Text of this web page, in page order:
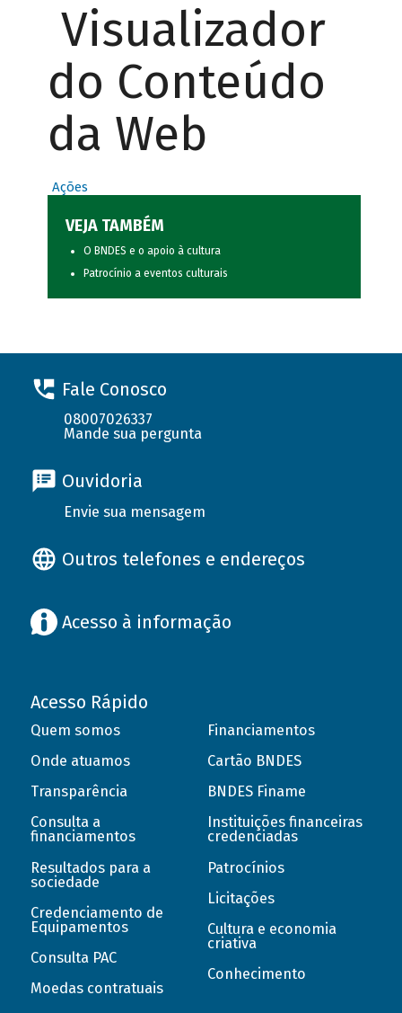
Visualizador
do Conteúdo
da Web
Ações
VEJA TAMBÉM
O BNDES e o apoio à cultura
Patrocínio a eventos culturais
Fale Conosco
08007026337
Mande sua pergunta
Ouvidoria
Envie sua mensagem
Outros telefones e endereços
Acesso à informação
Acesso Rápido
Quem somos
Onde atuamos
Transparência
Consulta a
financiamentos
Resultados para a
sociedade
Credenciamento de
Equipamentos
Consulta PAC
Moedas contratuais
Financiamentos
Cartão BNDES
BNDES Finame
Instituições financeiras
credenciadas
Patrocínios
Licitações
Cultura e economia
criativa
Conhecimento